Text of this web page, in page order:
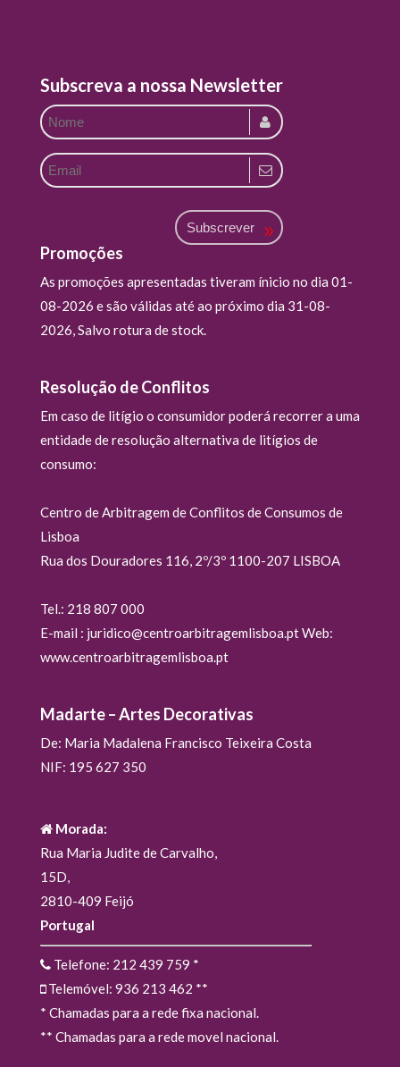
Subscreva a nossa Newsletter
Subscrever
Promoções
As promoções apresentadas tiveram ínicio no dia 01-
08-2026 e são válidas até ao próximo dia 31-08-
2026, Salvo rotura de stock.
Resolução de Conflitos
Em caso de litígio o consumidor poderá recorrer a uma
entidade de resolução alternativa de litígios de
consumo:
Centro de Arbitragem de Conflitos de Consumos de
Lisboa
Rua dos Douradores 116, 2º/3º 1100-207 LISBOA
Tel.: 218 807 000
E-mail : juridico@centroarbitragemlisboa.pt Web:
www.centroarbitragemlisboa.pt
Madarte – Artes Decorativas
De: Maria Madalena Francisco Teixeira Costa
NIF: 195 627 350
Morada:
Rua Maria Judite de Carvalho,
15D,
2810-409 Feijó
Portugal
Telefone: 212 439 759 *
Telemóvel: 936 213 462 **
* Chamadas para a rede fixa nacional.
** Chamadas para a rede movel nacional.